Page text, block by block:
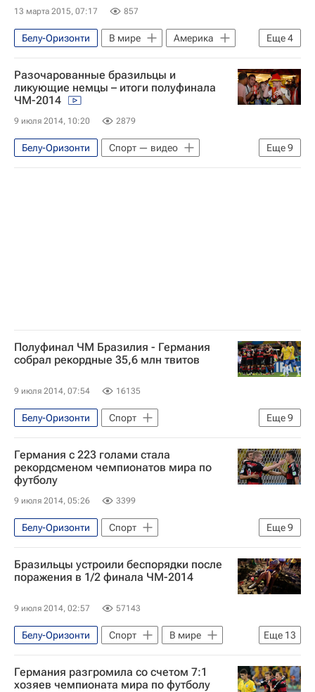
13 марта 2015, 07:17 857
Еще4
Белу-Оризонти В мире
Америка
Южная Америка
Минас-Жерайс
Весь мир
Бразилия
Разочарованные бразильцы и
ликующие немцы – итоги полуфинала
ЧМ-2014
9 июля 2014, 10:20 2879
Еще9
Белу-Оризонти
Спорт — видео
Видео
Эфир
Полуфинал ЧМ Бразилия - Германия
собрал рекордные 35,6 млн твитов
9 июля 2014, 07:54 16135
Еще9
Белу-Оризонти
Спорт
Чемпионат мира по футболу в Бразилии
Бразилия
Германия
Южная Америка
Весь мир
Европа
Чемпионат мира по футболу 2014
Германия с 223 голами стала
рекордсменом чемпионатов мира по
футболу
9 июля 2014, 05:26 3399
Еще9
Белу-Оризонти
Спорт
Чемпионат мира по футболу в Бразилии
Германия
Бразилия
Европа
Минас-Жерайс
Весь мир
Чемпионат мира по футболу 2014
Бразильцы устроили беспорядки после
поражения в 1/2 финала ЧМ-2014
9 июля 2014, 02:57 57143
Еще 13
Белу-Оризонти Спорт
В мире
Чемпионат мира по футболу в Бразилии
Бразилия
Рио-де-Жанейро (город)
Германия разгромила со счетом 7:1
хозяев чемпионата мира по футболу